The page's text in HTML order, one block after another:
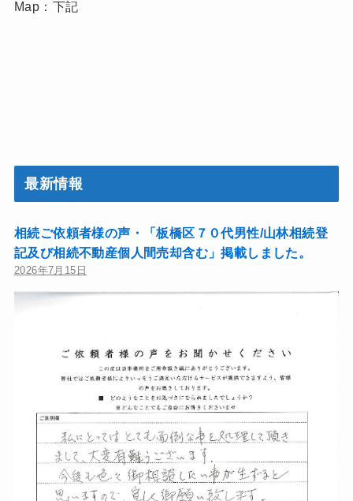
Map：下記
最新情報
相続ご依頼者様の声・「板橋区７０代男性/山林相続登
記及び相続不動産個人間売却含む」掲載しました。
2026年7月15日